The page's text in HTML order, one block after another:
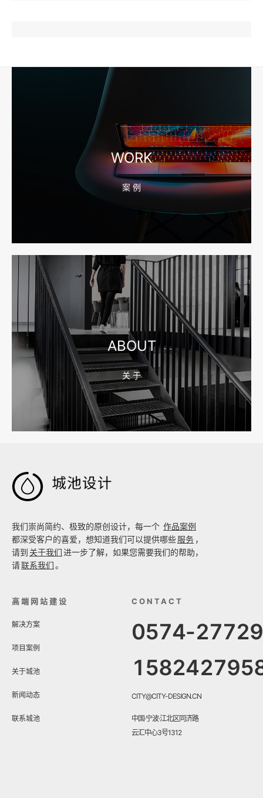
宁波高端网站建设公司推荐，移动端验收别放到最后
宁波网站建设报价怎么看？合同、源码和后台要先写清
2026-08-04 17:55:09
宁波制造业网站建设公司怎么选？先看产品询盘字段
2026-08-02 17:58:44
工厂短视频拍摄后，怎样放进官网帮助客户判断实力
WORK
案 例
ABOUT
关 于

我们崇尚简约、极致的原创设计，每一个 作品案例
都深受客户的喜爱，想知道我们可以提供哪些服务 ，
请到 关于我们进一步了解，如果您需要我们的帮助，
请联系我们。
高端网站建设
解决方案
项目案例
关于城池
新闻动态
联系城池
CONTACT
0574-
CITY@CITY-DESIGN.CN
中国·宁波·江北区同济路
云汇中心3号1312